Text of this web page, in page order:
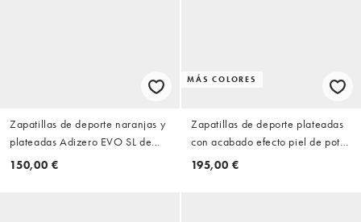
Zapatillas de deporte naranjas y
plateadas Adizero EVO SL de
adidas Running
150,00 €
MÁS COLORES
Zapatillas de deporte plateadas
con acabado efecto piel de potro
Ballerina de Polo Ralph Lauren
195,00 €